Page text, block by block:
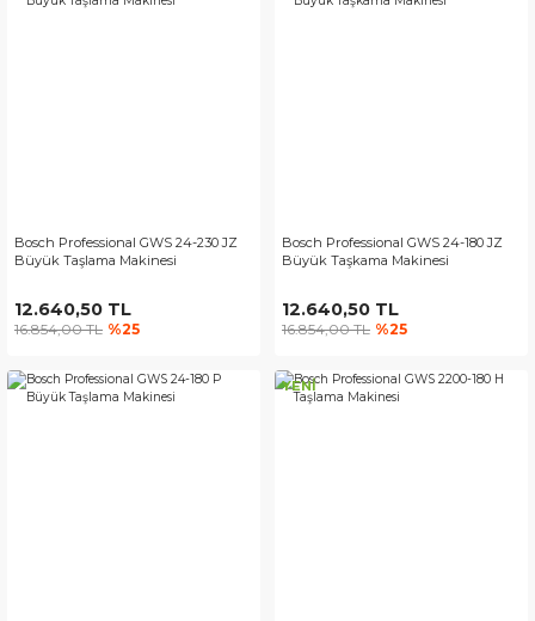
Bosch Professional GWS 24-230 JZ
Büyük Taşlama Makinesi
12.640,50 TL
16.854,00 TL %25
Bosch Professional GWS 24-180 JZ
Büyük Taşkama Makinesi
12.640,50 TL
16.854,00 TL %25
YENİ